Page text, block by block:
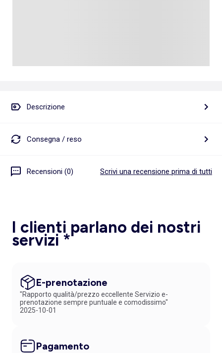
Descrizione
Consegna / reso
Recensioni (0) Scrivi una recensione prima di tutti
I clienti parlano dei nostri
servizi *
E-prenotazione
"Rapporto qualità/prezzo eccellente Servizio e-
prenotazione sempre puntuale e comodissimo"
2025-10-01
Pagamento